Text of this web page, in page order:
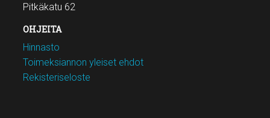
Pitkäkatu 62
OHJEITA
Hinnasto
Toimeksiannon yleiset ehdot
Rekisteriseloste